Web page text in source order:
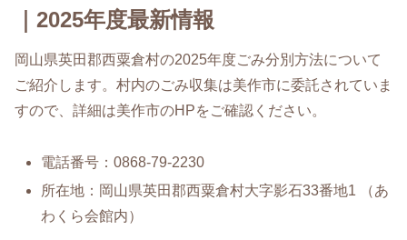
｜2025年度最新情報
岡山県英田郡西粟倉村の2025年度ごみ分別方法について
ご紹介します。村内のごみ収集は美作市に委託されていま
すので、詳細は美作市のHPをご確認ください。
電話番号：0868-79-2230
所在地：岡山県英田郡西粟倉村大字影石33番地1 （あ
わくら会館内）